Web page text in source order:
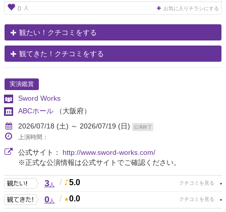
0 人 お気に入りチラシにする
観たい！クチコミをする
観てきた！クチコミをする
実演鑑賞
Sword Works
ABCホール
（大阪府）
2026/07/18 (土) ～ 2026/07/19 (日)
公演終了
上演時間：
公式サイト： http://www.sword-works.com/
※正式な公演情報は公式サイトでご確認ください。
3人 / 5.0
0人 / 0.0